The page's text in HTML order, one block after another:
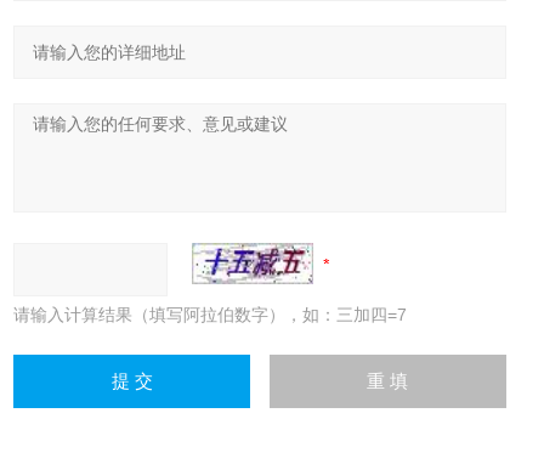
请输入计算结果（填写阿拉伯数字），如：三加四=7